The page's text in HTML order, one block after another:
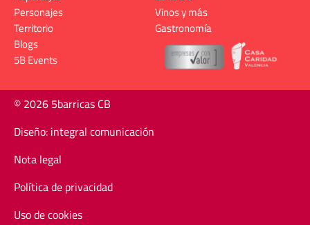
Personajes
Territorio
Vinos y más
Gastronomía
Blogs
5B Events
© 2026 5barricas CB
Diseño: integral comunicación
Nota legal
Política de privacidad
Uso de cookies